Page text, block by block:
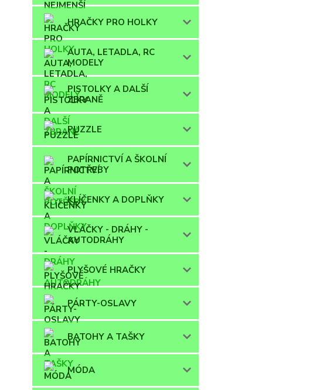
HRAČKY PRO HOLKY
AUTA, LETADLA, RC
MODELY
PISTOLKY A DALŠÍ
ZBRANĚ
PUZZLE
PAPÍRNICTVÍ A ŠKOLNÍ
POTŘEBY
KLÍČENKY A DOPLŇKY
VLÁČKY - DRÁHY -
AUTODRÁHY
PLYŠOVÉ HRAČKY
PÁRTY-OSLAVY
BATOHY A TAŠKY
MÓDA